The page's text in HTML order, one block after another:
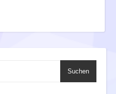
Suchen